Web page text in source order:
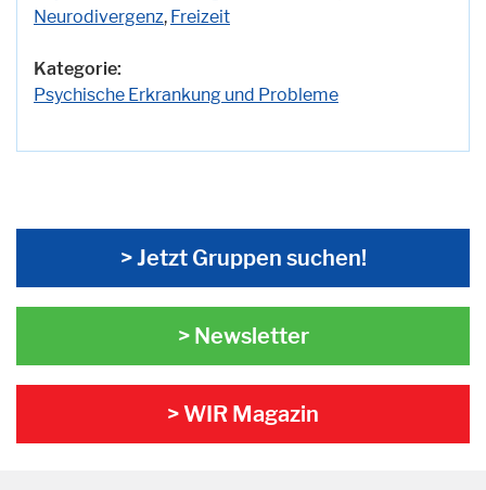
Neurodivergenz, Freizeit
Kategorie:
Psychische Erkrankung und Probleme
> Jetzt Gruppen suchen!
> Newsletter
> WIR Magazin